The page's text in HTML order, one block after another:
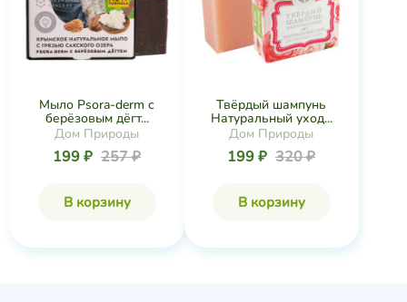
Мыло Psora-derm с
берёзовым дёгт...
Дом Природы
199 ₽ 257 ₽
В корзину
Твёрдый шампунь
Натуральный уход...
Дом Природы
199 ₽ 320 ₽
В корзину